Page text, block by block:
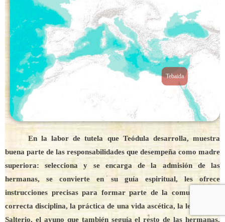
Tebaida
En la labor de tutela que Teódula desarrolla, muestra
buena parte de las responsabilidades que desempeña como madre
superiora: selecciona y se encarga de la admisión de las
hermanas, se convierte en su guía espiritual, les ofrece
instrucciones precisas para formar parte de la comunidad: la
correcta disciplina, la práctica de una vida ascética, la lectura del
Salterio, el ayuno que también seguía el resto de las hermanas.